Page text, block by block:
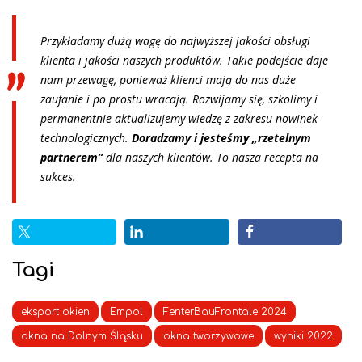
Przykładamy dużą wagę do najwyższej jakości obsługi
klienta i jakości naszych produktów. Takie podejście daje
nam przewagę, ponieważ klienci mają do nas duże
zaufanie i po prostu wracają. Rozwijamy się, szkolimy i
permanentnie aktualizujemy wiedzę z zakresu nowinek
technologicznych. Doradzamy i jesteśmy „rzetelnym
partnerem”dla naszych klientów. To nasza recepta na
sukces.
Tagi
eksport okien Empol FenterBauFrontale 2024
okna na Dolnym Śląsku okna tworzywowe wyniki 2022